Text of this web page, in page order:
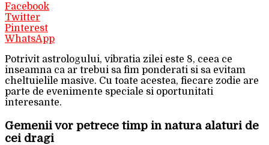
Facebook
Twitter
Pinterest
WhatsApp
Potrivit astrologului, vibratia zilei este 8, ceea ce
inseamna ca ar trebui sa fim ponderati si sa evitam
cheltuielile masive. Cu toate acestea, fiecare zodie are
parte de evenimente speciale si oportunitati
interesante.
Gemenii vor petrece timp in natura alaturi de
cei dragi